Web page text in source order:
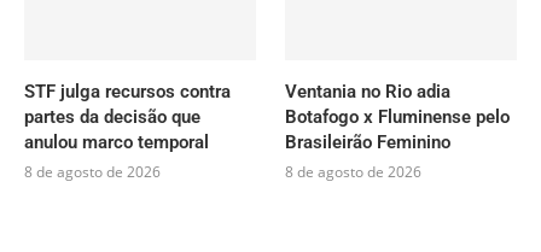
STF julga recursos contra
partes da decisão que
anulou marco temporal
8 de agosto de 2026
Ventania no Rio adia
Botafogo x Fluminense pelo
Brasileirão Feminino
8 de agosto de 2026